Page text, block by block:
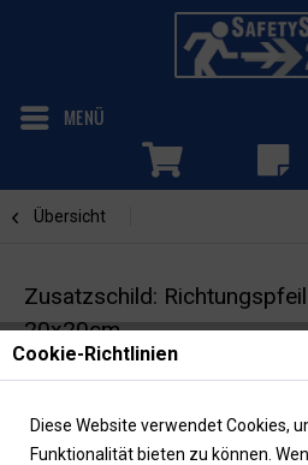
MENÜ
Übersicht
Zusatzschild:
20x20cm
Brandschutzschild |
Cookie-Richtlinien
Diese Website verwendet Cookies,
Funktionalität bieten zu können.